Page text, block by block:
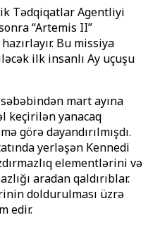
Tədqiqatlar Agentliyi
“Artemis II”
Bu missiya
ilk insanlı Ay uçuşu
mart ayına
keçirilən yanacaq
görə dayandırılmışdı.
yerləşən Kennedi
elementlərini və
aradan qaldırıblar.
doldurulması üzrə
edir.